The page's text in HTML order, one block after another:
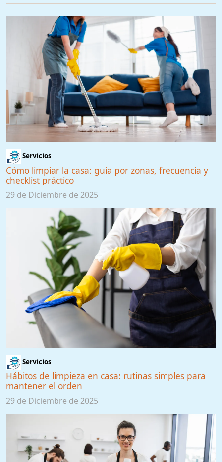
Servicios
Cómo limpiar la casa: guía por zonas, frecuencia y
checklist práctico
29 de Diciembre de 2025
Servicios
Hábitos de limpieza en casa: rutinas simples para
mantener el orden
29 de Diciembre de 2025